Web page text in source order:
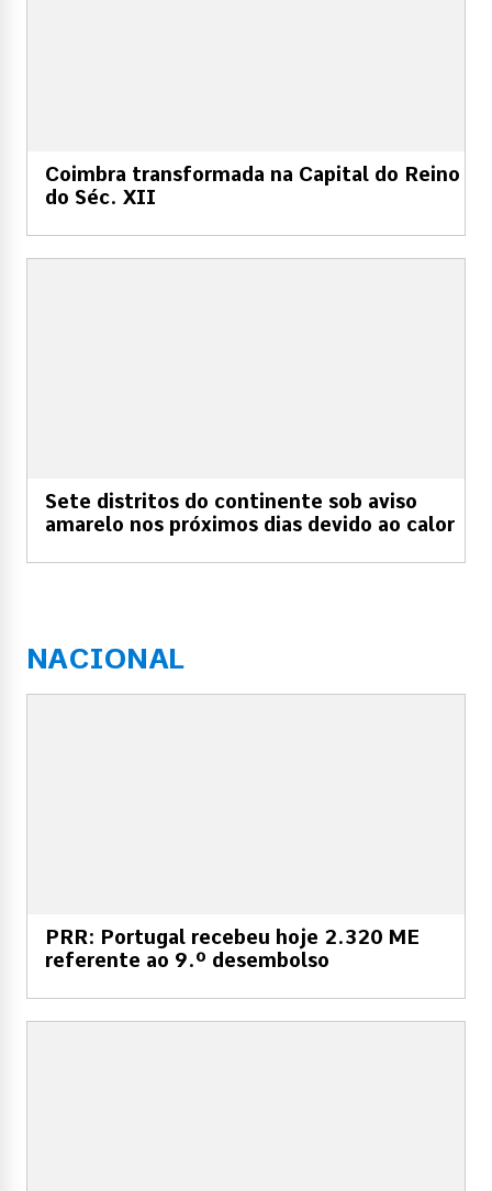
Coimbra transformada na Capital do Reino
do Séc. XII
Sete distritos do continente sob aviso
amarelo nos próximos dias devido ao calor
NACIONAL
PRR: Portugal recebeu hoje 2.320 ME
referente ao 9.º desembolso